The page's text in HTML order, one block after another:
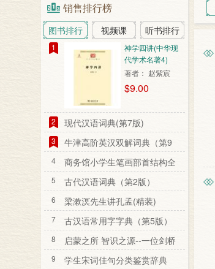
销售排行榜
图书排行 视频课 听书排行
1
神学四讲(中华现
代学术名著4)
著者： 赵紫宸
$9.00
2 现代汉语词典(第7版)
3
牛津高阶英汉双解词典（第9
版）
4
商务馆小学生笔画部首结构全
笔顺字典
5 古代汉语词典（第2版）
6 梁漱溟先生讲孔孟(精装)
7 古汉语常用字字典（第5版）
8
启蒙之所 智识之源--一位剑桥
教授看剑桥
9 学生宋词佳句分类鉴赏辞典